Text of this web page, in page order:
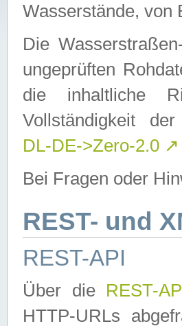
Wasserstände, von
Die
ungeprüften
die inhaltliche
Vollständigkeit
DL-DE->Zero-2.0 ↗
Bei Fragen oder
REST- und
REST-API
Über die REST-
HTTP-URLs